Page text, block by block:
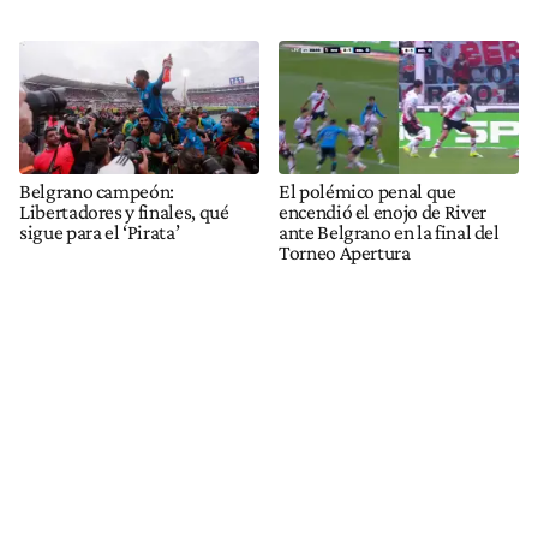
Belgrano campeón:
Libertadores y finales, qué
sigue para el ‘Pirata’
El polémico penal que
encendió el enojo de River
ante Belgrano en la final del
Torneo Apertura